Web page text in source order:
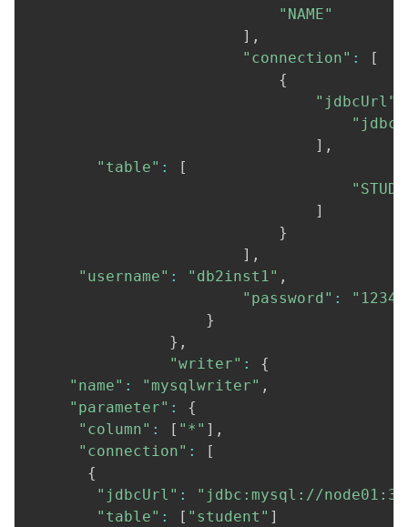
"NAME"
] ,
"connection" :
[
{
"jdbcUrl"
] ,
"table" :
[
]
}
] ,
"username" : "db2inst1" ,
"password" :
}
} ,
"writer" :
{
"name" : "mysqlwriter" ,
"parameter" :
{
"column" : [ "*" ] ,
"connection" :
[
{
"jdbcUrl" :
"jdbc:mysql://
"table" : [ "student" ]